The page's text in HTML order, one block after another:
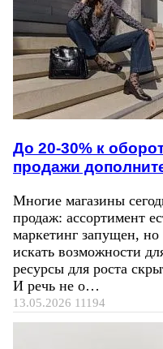
До 20-30% к
продажи
Многие магазины
продаж: ассортимент
маркетинг запущен, но
искать возможности
ресурсы для роста
И речь не о…
13.05.2026 11194